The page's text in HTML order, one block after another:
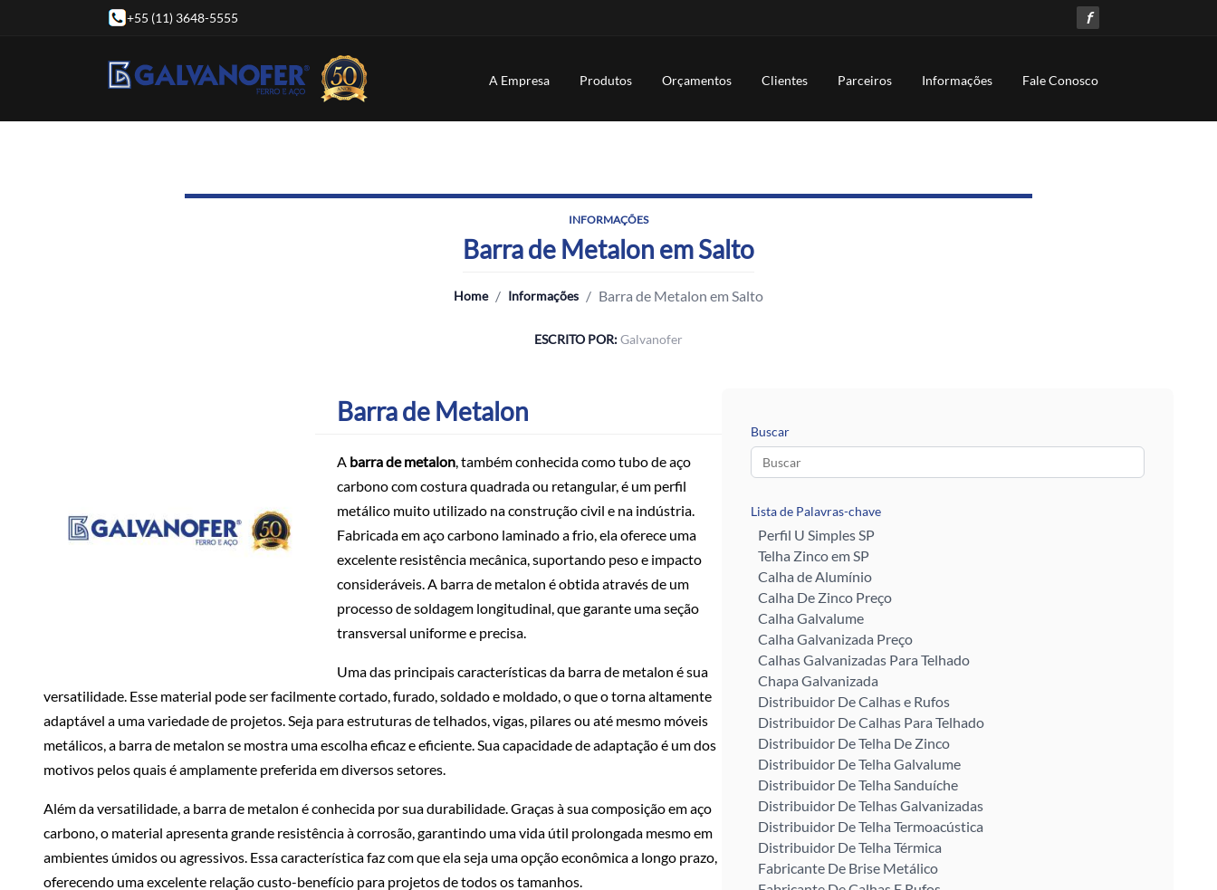
+55 (11) 3648-5555 f
A Empresa Produtos Orçamentos Clientes Parceiros Informações Fale Conosco
INFORMAÇÕES
Barra de Metalon em Salto
Home / Informações / Barra de Metalon em Salto
ESCRITO POR:Galvanofer
Barra de Metalon
A barra de metalon, também conhecida como tubo de aço
carbono com costura quadrada ou retangular, é um perfil
metálico muito utilizado na construção civil e na indústria.
Fabricada em aço carbono laminado a frio, ela oferece uma
excelente resistência mecânica, suportando peso e impacto
consideráveis. A barra de metalon é obtida através de um
processo de soldagem longitudinal, que garante uma seção
transversal uniforme e precisa.
Uma das principais características da barra de metalon é sua
versatilidade. Esse material pode ser facilmente cortado, furado, soldado e moldado, o que o torna altamente
adaptável a uma variedade de projetos. Seja para estruturas de telhados, vigas, pilares ou até mesmo móveis
metálicos, a barra de metalon se mostra uma escolha eficaz e eficiente. Sua capacidade de adaptação é um dos
motivos pelos quais é amplamente preferida em diversos setores.
Além da versatilidade, a barra de metalon é conhecida por sua durabilidade. Graças à sua composição em aço
carbono, o material apresenta grande resistência à corrosão, garantindo uma vida útil prolongada mesmo em
ambientes úmidos ou agressivos. Essa característica faz com que ela seja uma opção econômica a longo prazo,
oferecendo uma excelente relação custo-benefício para projetos de todos os tamanhos.
Buscar
Lista de Palavras-chave
Perfil U Simples SP
Telha Zinco em SP
Calha de Alumínio
Calha De Zinco Preço
Calha Galvalume
Calha Galvanizada Preço
Calhas Galvanizadas Para Telhado
Chapa Galvanizada
Distribuidor De Calhas e Rufos
Distribuidor De Calhas Para Telhado
Distribuidor De Telha De Zinco
Distribuidor De Telha Galvalume
Distribuidor De Telha Sanduíche
Distribuidor De Telhas Galvanizadas
Distribuidor De Telha Termoacústica
Distribuidor De Telha Térmica
Fabricante De Brise Metálico